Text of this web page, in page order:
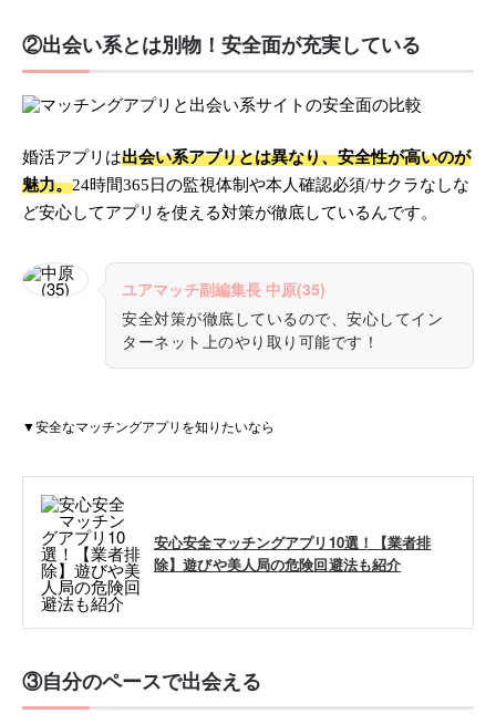
②出会い系とは別物！安全面が充実している
婚活アプリは出会い系アプリとは異なり、安全性が高いのが
魅力。24時間365日の監視体制や本人確認必須/サクラなしな
ど安心してアプリを使える対策が徹底しているんです。
ユアマッチ副編集長 中原(35)
安全対策が徹底しているので、安心してイン
ターネット上のやり取り可能です！
▼安全なマッチングアプリを知りたいなら
安心安全マッチングアプリ10選！【業者排
除】遊びや美人局の危険回避法も紹介
③自分のペースで出会える